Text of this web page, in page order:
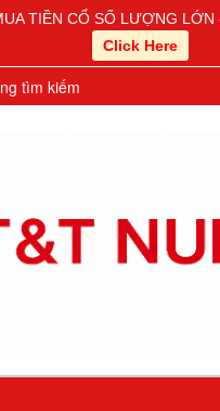
TIỀN CỔ SỐ LƯỢNG LỚN
Click Here